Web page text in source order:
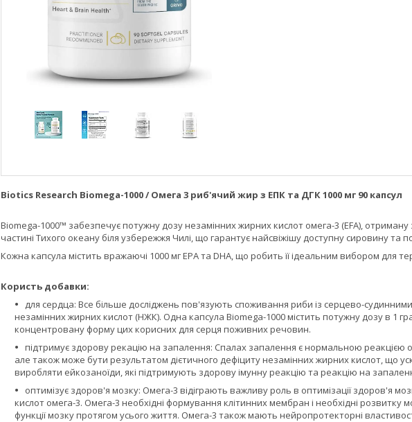
Biotics Research Biomega-1000 / Омега 3 риб'ячий жир з ЕПК та ДГК 1000 мг 90 капсул
Biomega-1000™ забезпечує потужну дозу незамінних жирних кислот омега-3 (EFA), отриману
частині Тихого океану біля узбережжя Чилі, що гарантує найсвіжішу доступну сировину та
Кожна капсула містить вражаючі 1000 мг EPA та DHA, що робить її ідеальним вибором для
Користь добавки:
для сердца: Все більше досліджень пов'язують споживання риби із серцево-
незамінних жирних кислот (НЖК). Одна капсула Biomega-1000 містить потужну дозу в 1
концентровану форму цих корисних для серця поживних речовин.
підтримує здорову рекацію на запалення: Спалах запалення є нормальною реакцією
але також може бути результатом дієтичного дефіциту незамінних жирних кислот, що
виробляти ейкозаноїди, які підтримують здорову імунну реакцію та реакцію на
оптимізує здоров'я мозку: Омега-3 відіграють важливу роль в оптимізації здоров'я
кислот омега-3. Омега-3 необхідні формування клітинних мембран і необхідні розвитку
функції мозку протягом усього життя. Омега-3 також мають нейропротекторні